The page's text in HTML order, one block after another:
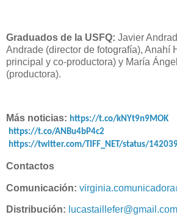
Graduados de la USFQ: Javier
Andrade (director de fotografía), Anahí
principal y co-productora) y María
(productora).
Más noticias: https://t.co/kNYt9n9MOK
https://t.co/ANBu4bP4c2
https://twitter.com/TIFF_NET/status/
Contactos
Comunicación:
Distribución: lucastaillefer@gmail.com